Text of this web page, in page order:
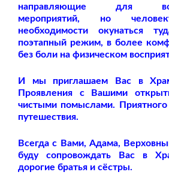
направляющие для
мероприятий, но
необходимости окунаться
поэтапный режим, в более
без боли на физическом
И мы приглашаем Вас в
Проявления с Вашими
чистыми помыслами.
путешествия.
Всегда с Вами, Адама,
буду сопровождать Вас в
дорогие братья и сёстры.